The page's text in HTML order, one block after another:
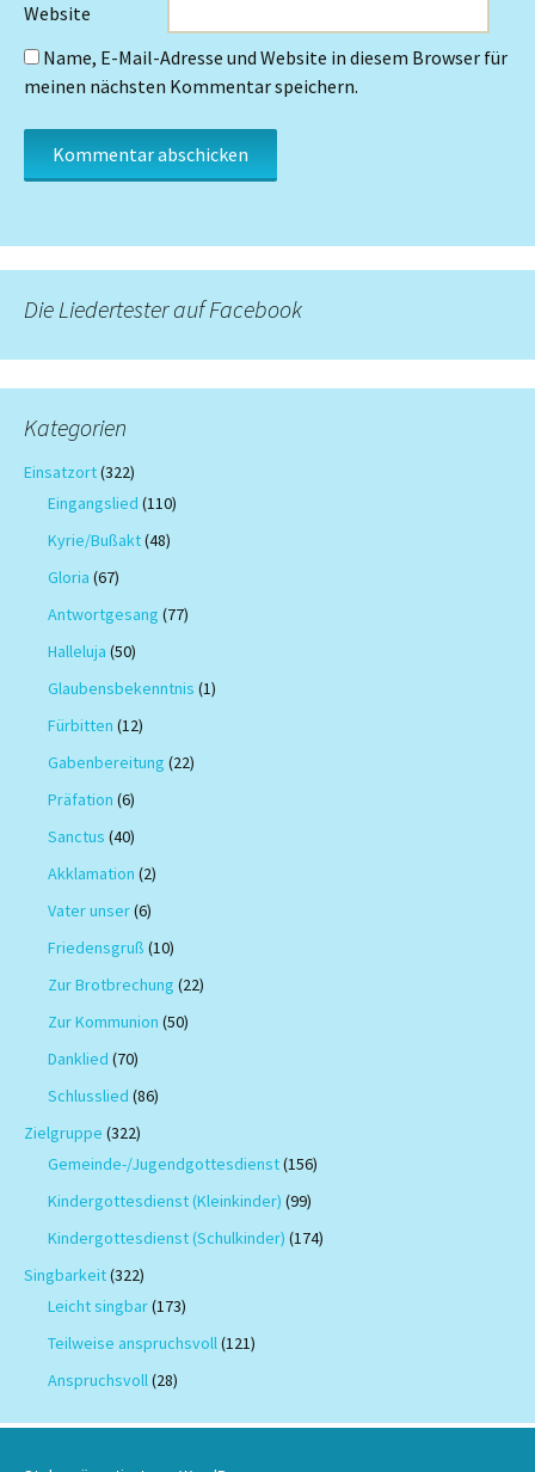
Website
Name, E-Mail-Adresse und Website in diesem Browser für
meinen nächsten Kommentar speichern.
Die Liedertester auf Facebook
Kategorien
Einsatzort(322)
Eingangslied (110)
Kyrie/Bußakt(48)
Gloria (67)
Antwortgesang (77)
Halleluja (50)
Glaubensbekenntnis (1)
Fürbitten (12)
Gabenbereitung (22)
Präfation (6)
Sanctus (40)
Akklamation (2)
Vater unser(6)
Friedensgruß (10)
Zur Brotbrechung (22)
Zur Kommunion (50)
Danklied (70)
Schlusslied (86)
Zielgruppe (322)
Gemeinde-/Jugendgottesdienst(156)
Kindergottesdienst (Kleinkinder) (99)
Kindergottesdienst (Schulkinder) (174)
Singbarkeit(322)
Leicht singbar(173)
Teilweise anspruchsvoll(121)
Anspruchsvoll(28)